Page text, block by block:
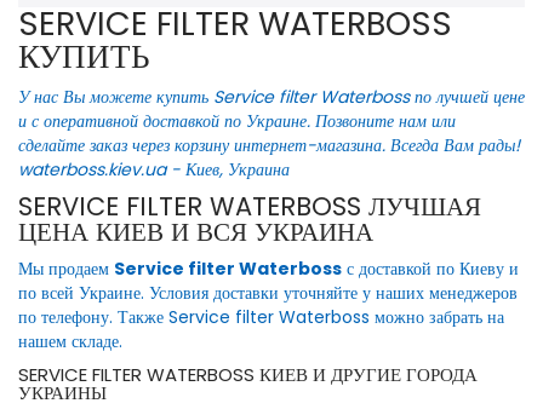
SERVICE FILTER WATERBOSS
КУПИТЬ
У нас Вы можете купить Service filter Waterboss по лучшей цене
и с оперативной доставкой по Украине. Позвоните нам или
сделайте заказ через корзину интернет-магазина. Всегда Вам рады!
waterboss.kiev.ua - Киев, Украина
SERVICE FILTER WATERBOSS ЛУЧШАЯ
ЦЕНА КИЕВ И ВСЯ УКРАИНА
Мы продаем Service filter Waterboss с доставкой по Киеву и
по всей Украине. Условия доставки уточняйте у наших менеджеров
по телефону. Также Service filter Waterboss можно забрать на
нашем складе.
SERVICE FILTER WATERBOSS КИЕВ И ДРУГИЕ ГОРОДА
УКРАИНЫ